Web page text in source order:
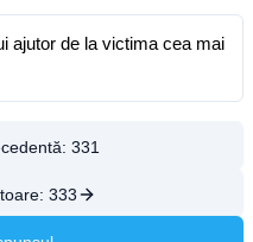
ajutor de la victima cea mai
331
333